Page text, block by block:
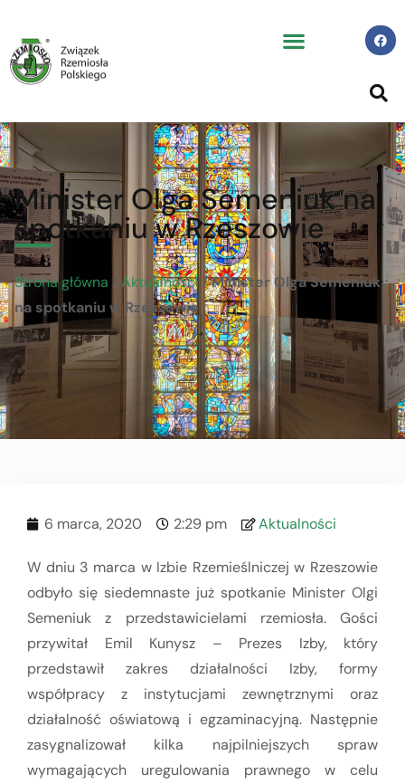
Minister Olga Semeniuk na
spotkaniu w Rzeszowie
Strona główna / Aktualności/Minister Olga Semeniuk
na spotkaniu w Rzeszowie
6 marca, 2020 2:29 pm Aktualności
W dniu 3 marca w Izbie Rzemieślniczej w Rzeszowie
odbyło się siedemnaste już spotkanie Minister Olgi
Semeniuk z przedstawicielami rzemiosła. Gości
przywitał Emil Kunysz – Prezes Izby, który
przedstawił zakres działalności Izby, formy
współpracy z instytucjami zewnętrznymi oraz
działalność oświatową i egzaminacyjną. Następnie
zasygnalizował kilka najpilniejszych spraw
wymagających uregulowania prawnego w celu